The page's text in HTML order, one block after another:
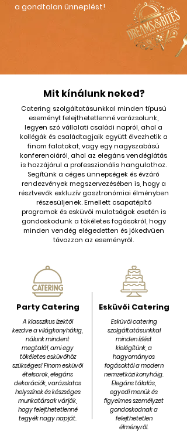
a gondtalan ünneplést!
Mit kínálunk neked?
Catering szolgáltatásunkkal minden típusú
eseményt felejthetetlenné varázsolunk,
legyen szó vállalati családi napról, ahol a
kollégák és családtagjaik együtt élvezhetik a
finom falatokat, vagy egy nagyszabású
konferenciáról, ahol az elegáns vendéglátás
is hozzájárul a professzionális hangulathoz.
Segítünk a céges ünnepségek és évzáró
rendezvények megszervezésében is, hogy a
résztvevők exkluzív gasztronómiai élményben
részesüljenek. Emellett csapatépítő
programok és esküvői mulatságok esetén is
gondoskodunk a tökéletes fogásokról, hogy
minden vendég elégedetten és jókedvűen
távozzon az eseményről.
Party Catering Esküvői Catering
A klasszikus ízektől
kezdve a világkonyhákig,
nálunk mindent
megtalál, ami egy
tökéletes esküvőhöz
szükséges! Finom esküvői
ételsorok, elegáns
dekorációk, varázslatos
helyszínek és készséges
munkatársak várják,
hogy felejthetetlenné
tegyék nagy napját.
Esküvői catering
szolgáltatásunkkal
minden ízlést
kielégítünk, a
hagyományos
fogásoktól a modern
nemzetközi konyháig.
Elegáns tálalás,
egyedi menük és
figyelmes személyzet
gondoskodnak a
felejthetetlen
élményről.